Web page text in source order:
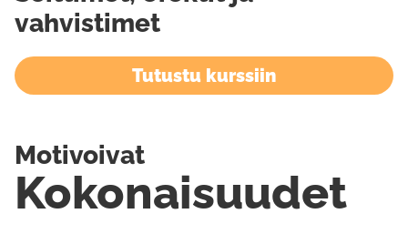
vahvistimet
Tutustu kurssiin
Kokonaisuudet
Motivoivat